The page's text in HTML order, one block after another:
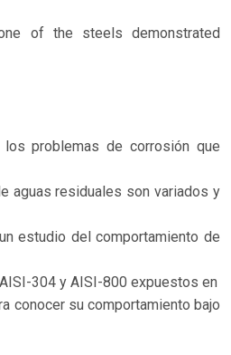
of the steels demonstrated
los problemas de corrosión que
aguas residuales son variados y
estudio del comportamiento de
304 y AISI-800 expuestos en
conocer su comportamiento bajo